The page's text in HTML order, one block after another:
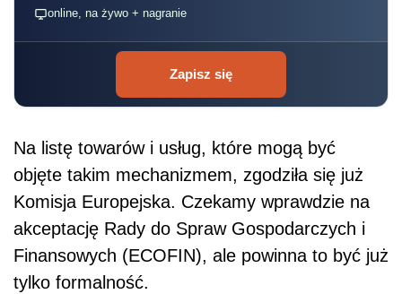
online, na żywo + nagranie
Zapisz się
Na listę towarów i usług, które mogą być
objęte takim mechanizmem, zgodziła się już
Komisja Europejska. Czekamy wprawdzie na
akceptację Rady do Spraw Gospodarczych i
Finansowych (ECOFIN), ale powinna to być już
tylko formalność.